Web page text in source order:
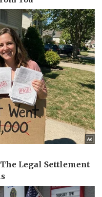
Quân sự - Quốc phòng
Vũ khí
Việt Nam
Phân tích